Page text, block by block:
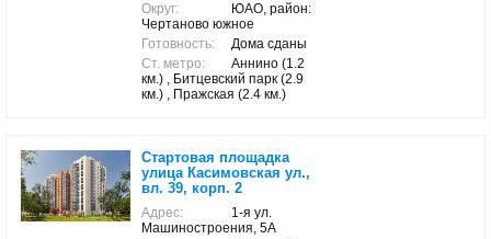
Округ:
ЮАО, район:
Чертаново южное
Готовность:
Дома сданы
Ст. метро:
Аннино (1.2
км.) , Битцевский парк (2.9
км.) , Пражская (2.4 км.)
Стартовая площадка
улица Касимовская ул.,
вл. 39, корп. 2
Адрес:
1-я ул.
Машиностроения, 5А